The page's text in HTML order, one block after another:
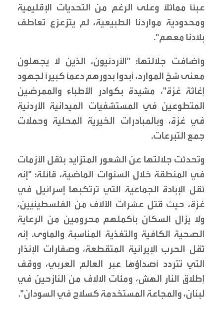
عبئاً مماثلاً وعلى الرغم من التحديات الإقليمية
ومحدودية مواردنا الطبيعية، لم يتزعزع تعاطف
بلادنا معهم".
وأضافت جلالتها: "الأردنيون، الذين لا يجهلون
معنى شحّ الموارد، أبدوا بدورهم دعماً كبيراً لجهود
إغاثة غزة"، مشيدة بكوادر الأطباء والممرضين
المتطوعين في المستشفيات الميدانية الأردنية
في غزة، وبالمبادرات الخيرية المحلية وحملات
جمع التبرعات.
وتحدثت جلالتها عن الشعور المتزايد بثقل الأزمات
في المنطقة خلال السنوات الماضية، قائلة: "إنه
ثقل الإبادة الجماعية التي ترتكبها إسرائيل في
غزة، حيث قُتل عشرات الآلاف من الفلسطينيين،
ولا يزال السكان بأكملهم محرومين من الرعاية
الصحية الكافية والتغذية المناسبة والمأوى. إنه
ثقل الحرب الإيرانية المتقطعة، وصفارات الإنذار
التي تتردد أصداؤها عبر العالم العربي، ووقف
إطلاق النار الهش، ومئات الآلاف من النازحين في
لبنان، والمجاعة المستخدمة كسلاح في السودان".